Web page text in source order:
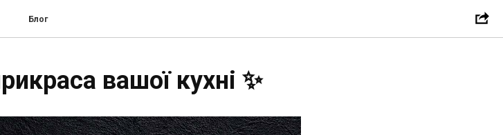
Блог
вашої кухні ✨